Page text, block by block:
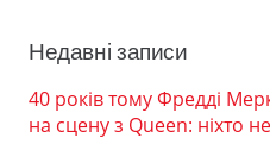
Недавні записи
40 років тому Фредді
на сцену з Queen: ніхто